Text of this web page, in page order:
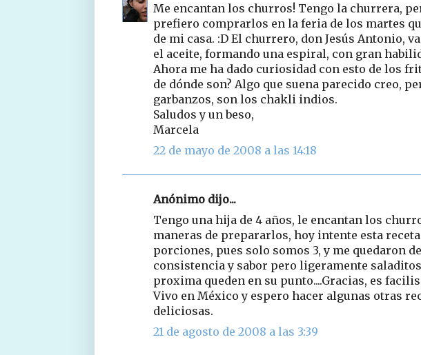
Me encantan los churros! Tengo la churrera,
prefiero comprarlos en la feria de los martes
de mi casa. :D El churrero, don Jesús Antonio,
el aceite, formando una espiral, con gran
Ahora me ha dado curiosidad con esto de los
de dónde son? Algo que suena parecido creo,
garbanzos, son los chakli indios.
Saludos y un beso,
Marcela
22 de mayo de 2008 a las 14:18
Anónimo dijo...
Tengo una hija de 4 años, le encantan los
maneras de prepararlos, hoy intente esta
porciones, pues solo somos 3, y me quedaron
consistencia y sabor pero ligeramente
proxima queden en su punto....Gracias, es
Vivo en México y espero hacer algunas otras
deliciosas.
21 de agosto de 2008 a las 3:39